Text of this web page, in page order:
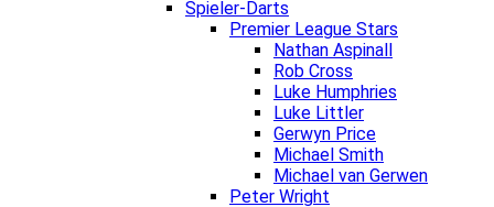
Spieler-Darts
Premier League Stars
Nathan Aspinall
Rob Cross
Luke Humphries
Luke Littler
Gerwyn Price
Michael Smith
Michael van Gerwen
Peter Wright